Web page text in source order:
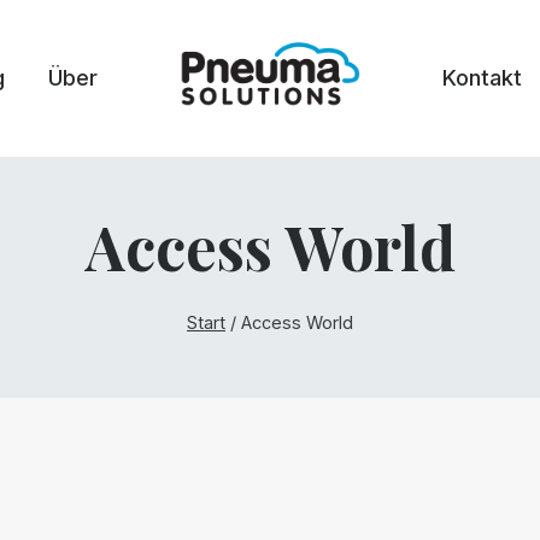
Über Kontakt
Access World
Start / Access World